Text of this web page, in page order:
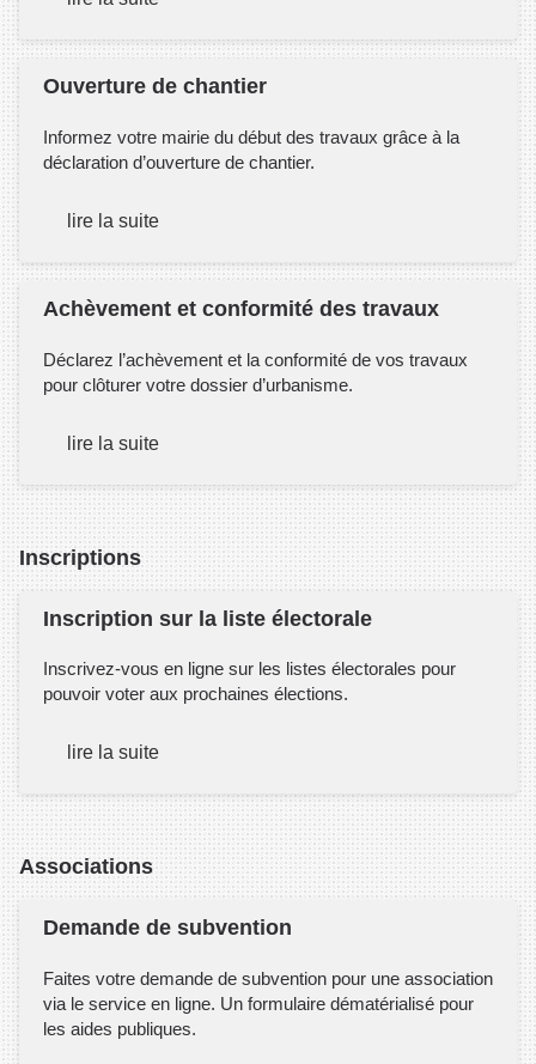
Ouverture de chantier
Informez votre mairie du début des travaux grâce à la
déclaration d’ouverture de chantier.
lire la suite
Achèvement et conformité des travaux
Déclarez l’achèvement et la conformité de vos travaux
pour clôturer votre dossier d’urbanisme.
lire la suite
Inscriptions
Inscription sur la liste électorale
Inscrivez-vous en ligne sur les listes électorales pour
pouvoir voter aux prochaines élections.
lire la suite
Associations
Demande de subvention
Faites votre demande de subvention pour une association
via le service en ligne. Un formulaire dématérialisé pour
les aides publiques.